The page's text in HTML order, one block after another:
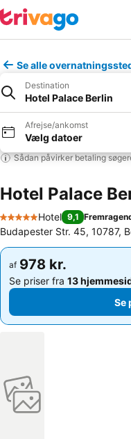
Se alle
Destination
Hotel Palace Berlin
Afrejse/ankomst
Vælg datoer
Sådan påvirker betaling
Hotel Palace
5 Stjerner
Hotel 9,1
Budapester Str. 45, 10787,
af 978 kr.
Se priser fra 13
af 978 kr.
Se priser fra 13
Se